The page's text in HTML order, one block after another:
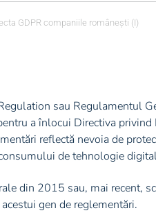
GDPR companiile românești (I)
sau Regulamentul
a înlocui Directiva
reflectă nevoia de
de tehnologie
din 2015 sau, mai recent,
gen de reglementări.